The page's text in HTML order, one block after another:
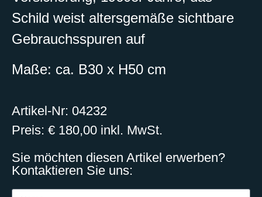
Schild weist altersgemäße sichtbare
Gebrauchsspuren auf
Maße: ca. B30 x H50 cm
Artikel-Nr: 04232
Preis: € 180,00 inkl. MwSt.
Sie möchten diesen Artikel erwerben?
Kontaktieren Sie uns: